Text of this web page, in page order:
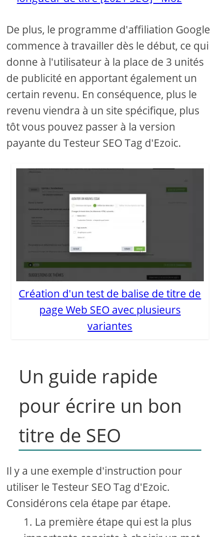
De plus, le programme d'affiliation Google
commence à travailler dès le début, ce qui
donne à l'utilisateur à la place de 3 unités
de publicité en apportant également un
certain revenu. En conséquence, plus le
revenu viendra à un site spécifique, plus
tôt vous pouvez passer à la version
payante du Testeur SEO Tag d'Ezoic.
Création d'un test de balise de titre de
page Web SEO avec plusieurs
variantes
Un guide rapide
pour écrire un bon
titre de SEO
Il y a une exemple d'instruction pour
utiliser le Testeur SEO Tag d'Ezoic.
Considérons cela étape par étape.
La première étape qui est la plus